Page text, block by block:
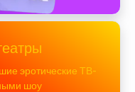
эротические ТВ-
шоу